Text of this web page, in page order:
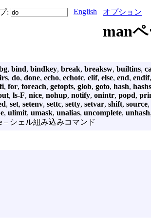
: English オプション
man
, bind, bindkey, break, breaksw, builtins,
, do, done, echo, echotc, elif, else, end, endif,
fi, for, foreach, getopts, glob, goto, hash,
, ls-F, nice, nohup, notify, onintr, popd,
, set, setenv, settc, setty, setvar, shift, source,
, ulimit, umask, unalias, uncomplete, unhash,
– シェル組み込みコマンド